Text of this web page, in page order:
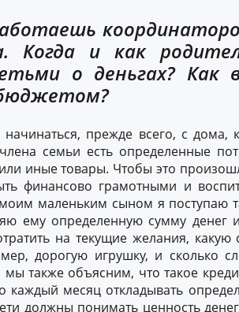
и как
о деньгах? Как
прежде всего, с дома,
семьи есть определенные
иные товары. Чтобы это
финансово грамотными и
маленьким сыном я поступаю
ему определенную сумму денег
на текущие желания, какую
дорогую игрушку, и сколько
мы также объясним, что такое
месяц откладывать
должны понимать ценность